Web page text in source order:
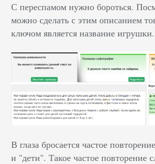
С переспамом нужно бороться.
можно сделать с этим описанием
ключом является название игрушки.
В глаза бросается частое
и "дети". Такое частое повторение